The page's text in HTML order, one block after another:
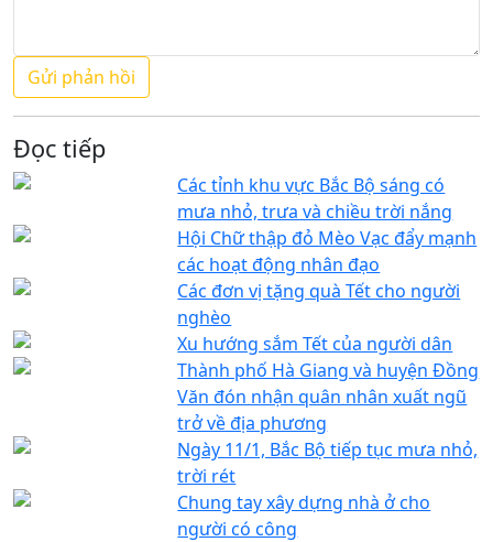
Đọc tiếp
Các tỉnh khu vực Bắc Bộ sáng có
mưa nhỏ, trưa và chiều trời nắng
Hội Chữ thập đỏ Mèo Vạc đẩy mạnh
các hoạt động nhân đạo
Các đơn vị tặng quà Tết cho người
nghèo
Xu hướng sắm Tết của người dân
Thành phố Hà Giang và huyện Đồng
Văn đón nhận quân nhân xuất ngũ
trở về địa phương
Ngày 11/1, Bắc Bộ tiếp tục mưa nhỏ,
trời rét
Chung tay xây dựng nhà ở cho
người có công